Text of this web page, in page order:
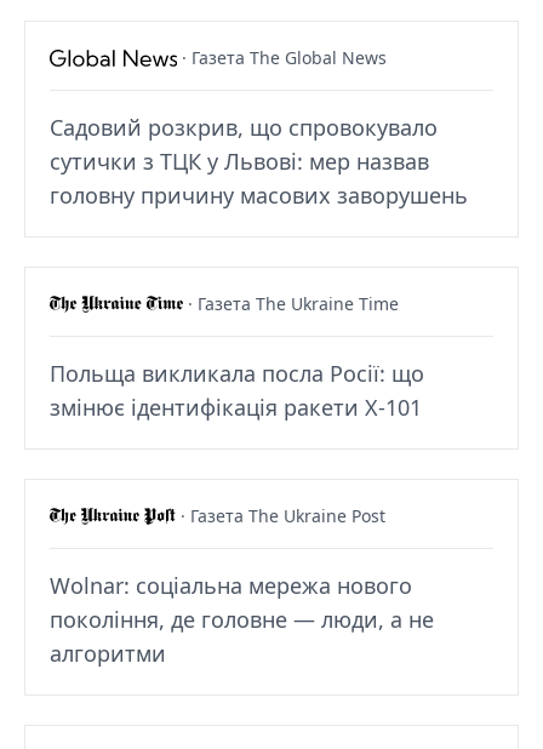
· Газета The Global News
Садовий розкрив, що спровокувало
сутички з ТЦК у Львові: мер назвав
головну причину масових заворушень
· Газета The Ukraine Time
Польща викликала посла Росії: що
змінює ідентифікація ракети Х-101
· Газета The Ukraine Post
Wolnar: соціальна мережа нового
покоління, де головне — люди, а не
алгоритми